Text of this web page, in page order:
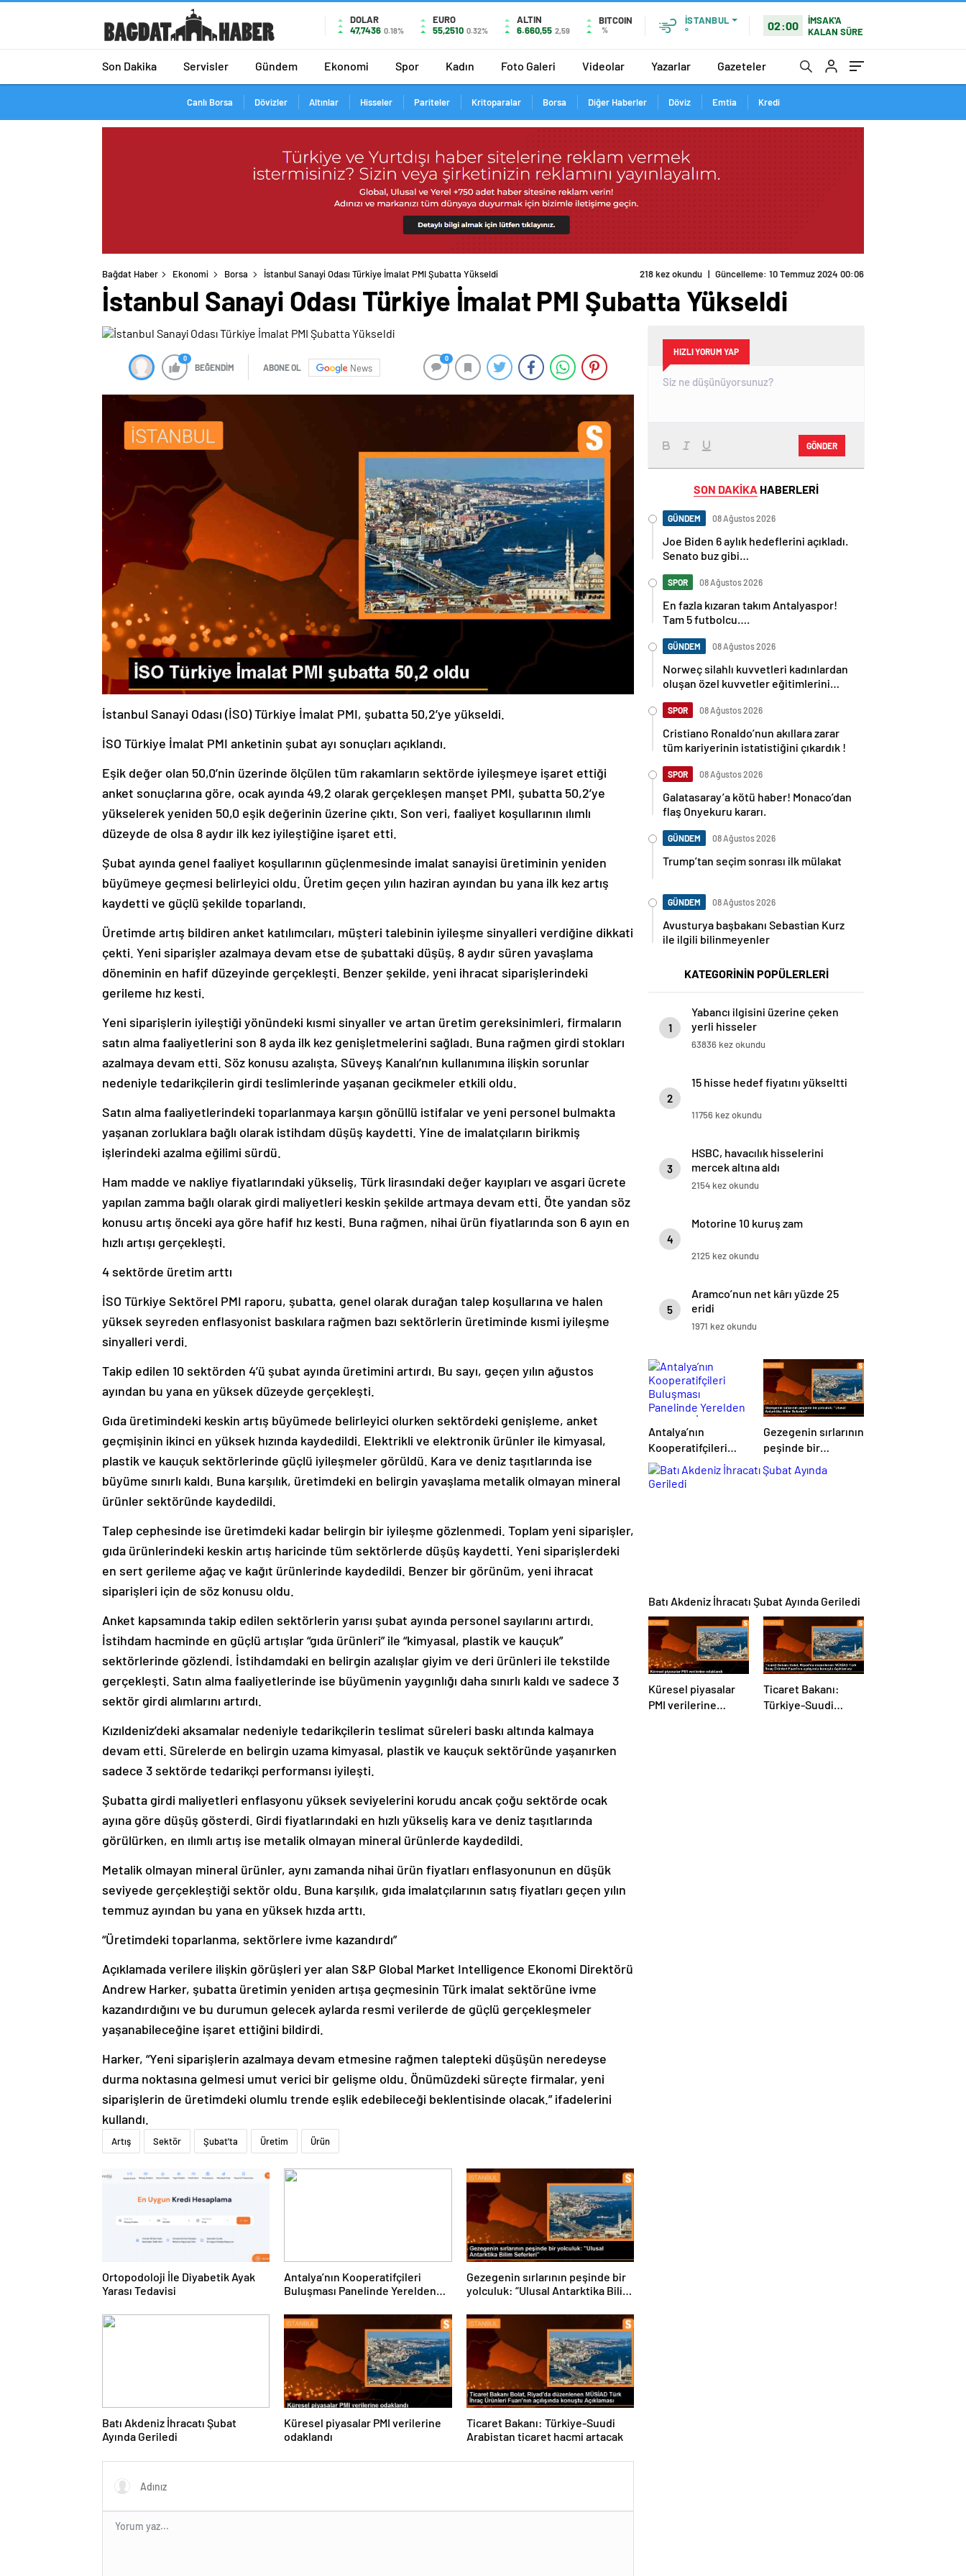
DOLAR
47,7436 0.18%
EURO
55,2510 0.32%
ALTIN
6.660,55 2,59
BITCOIN
%
İSTANBUL
°
02:00
İMSAK'A
KALAN SÜRE
Son Dakika Servisler Gündem Ekonomi Spor Kadın Foto Galeri Videolar Yazarlar Gazeteler
Canlı Borsa Dövizler Altınlar Hisseler Pariteler Kritoparalar Borsa Diğer Haberler Döviz Emtia Kredi
Bağdat Haber Ekonomi Borsa İstanbul Sanayi Odası Türkiye İmalat PMI Şubatta Yükseldi
İstanbul Sanayi Odası Türkiye İmalat PMI Şubatta Yükseldi
0
BEĞENDİM ABONE OL News
0
İstanbul Sanayi Odası (İSO) Türkiye İmalat PMI, şubatta 50,2’ye yükseldi.
İSO Türkiye İmalat PMI anketinin şubat ayı sonuçları açıklandı.
Eşik değer olan 50,0’nin üzerinde ölçülen tüm rakamların sektörde iyileşmeye işaret ettiği
anket sonuçlarına göre, ocak ayında 49,2 olarak gerçekleşen manşet PMI, şubatta 50,2’ye
yükselerek yeniden 50,0 eşik değerinin üzerine çıktı. Son veri, faaliyet koşullarının ılımlı
düzeyde de olsa 8 aydır ilk kez iyileştiğine işaret etti.
Şubat ayında genel faaliyet koşullarının güçlenmesinde imalat sanayisi üretiminin yeniden
büyümeye geçmesi belirleyici oldu. Üretim geçen yılın haziran ayından bu yana ilk kez artış
kaydetti ve güçlü şekilde toparlandı.
Üretimde artış bildiren anket katılımcıları, müşteri talebinin iyileşme sinyalleri verdiğine dikkati
çekti. Yeni siparişler azalmaya devam etse de şubattaki düşüş, 8 aydır süren yavaşlama
döneminin en hafif düzeyinde gerçekleşti. Benzer şekilde, yeni ihracat siparişlerindeki
gerileme hız kesti.
Yeni siparişlerin iyileştiği yönündeki kısmi sinyaller ve artan üretim gereksinimleri, firmaların
satın alma faaliyetlerini son 8 ayda ilk kez genişletmelerini sağladı. Buna rağmen girdi stokları
azalmaya devam etti. Söz konusu azalışta, Süveyş Kanalı’nın kullanımına ilişkin sorunlar
nedeniyle tedarikçilerin girdi teslimlerinde yaşanan gecikmeler etkili oldu.
Satın alma faaliyetlerindeki toparlanmaya karşın gönüllü istifalar ve yeni personel bulmakta
yaşanan zorluklara bağlı olarak istihdam düşüş kaydetti. Yine de imalatçıların birikmiş
işlerindeki azalma eğilimi sürdü.
Ham madde ve nakliye fiyatlarındaki yükseliş, Türk lirasındaki değer kayıpları ve asgari ücrete
yapılan zamma bağlı olarak girdi maliyetleri keskin şekilde artmaya devam etti. Öte yandan söz
konusu artış önceki aya göre hafif hız kesti. Buna rağmen, nihai ürün fiyatlarında son 6 ayın en
hızlı artışı gerçekleşti.
4 sektörde üretim arttı
İSO Türkiye Sektörel PMI raporu, şubatta, genel olarak durağan talep koşullarına ve halen
yüksek seyreden enflasyonist baskılara rağmen bazı sektörlerin üretiminde kısmi iyileşme
sinyalleri verdi.
Takip edilen 10 sektörden 4’ü şubat ayında üretimini artırdı. Bu sayı, geçen yılın ağustos
ayından bu yana en yüksek düzeyde gerçekleşti.
Gıda üretimindeki keskin artış büyümede belirleyici olurken sektördeki genişleme, anket
geçmişinin ikinci en yüksek hızında kaydedildi. Elektrikli ve elektronik ürünler ile kimyasal,
plastik ve kauçuk sektörlerinde güçlü iyileşmeler görüldü. Kara ve deniz taşıtlarında ise
büyüme sınırlı kaldı. Buna karşılık, üretimdeki en belirgin yavaşlama metalik olmayan mineral
ürünler sektöründe kaydedildi.
Talep cephesinde ise üretimdeki kadar belirgin bir iyileşme gözlenmedi. Toplam yeni siparişler,
gıda ürünlerindeki keskin artış haricinde tüm sektörlerde düşüş kaydetti. Yeni siparişlerdeki
en sert gerileme ağaç ve kağıt ürünlerinde kaydedildi. Benzer bir görünüm, yeni ihracat
siparişleri için de söz konusu oldu.
Anket kapsamında takip edilen sektörlerin yarısı şubat ayında personel sayılarını artırdı.
İstihdam hacminde en güçlü artışlar “gıda ürünleri” ile “kimyasal, plastik ve kauçuk”
sektörlerinde gözlendi. İstihdamdaki en belirgin azalışlar giyim ve deri ürünleri ile tekstilde
gerçekleşti. Satın alma faaliyetlerinde ise büyümenin yaygınlığı daha sınırlı kaldı ve sadece 3
sektör girdi alımlarını artırdı.
Kızıldeniz’deki aksamalar nedeniyle tedarikçilerin teslimat süreleri baskı altında kalmaya
devam etti. Sürelerde en belirgin uzama kimyasal, plastik ve kauçuk sektöründe yaşanırken
sadece 3 sektörde tedarikçi performansı iyileşti.
Şubatta girdi maliyetleri enflasyonu yüksek seviyelerini korudu ancak çoğu sektörde ocak
ayına göre düşüş gösterdi. Girdi fiyatlarındaki en hızlı yükseliş kara ve deniz taşıtlarında
görülürken, en ılımlı artış ise metalik olmayan mineral ürünlerde kaydedildi.
Metalik olmayan mineral ürünler, aynı zamanda nihai ürün fiyatları enflasyonunun en düşük
seviyede gerçekleştiği sektör oldu. Buna karşılık, gıda imalatçılarının satış fiyatları geçen yılın
temmuz ayından bu yana en yüksek hızda arttı.
“Üretimdeki toparlanma, sektörlere ivme kazandırdı”
Açıklamada verilere ilişkin görüşleri yer alan S&P Global Market Intelligence Ekonomi Direktörü
Andrew Harker, şubatta üretimin yeniden artışa geçmesinin Türk imalat sektörüne ivme
kazandırdığını ve bu durumun gelecek aylarda resmi verilerde de güçlü gerçekleşmeler
yaşanabileceğine işaret ettiğini bildirdi.
Harker, “Yeni siparişlerin azalmaya devam etmesine rağmen talepteki düşüşün neredeyse
durma noktasına gelmesi umut verici bir gelişme oldu. Önümüzdeki süreçte firmalar, yeni
siparişlerin de üretimdeki olumlu trende eşlik edebileceği beklentisinde olacak.” ifadelerini
kullandı.
Artış Sektör Şubat'ta Üretim Ürün
Ortopodoloji İle Diyabetik Ayak
Yarası Tedavisi
Antalya’nın Kooperatifçileri
Buluşması Panelinde Yerelden
Gerekenler Tartışıldı
Gezegenin sırlarının peşinde bir
yolculuk: “Ulusal Antarktika Bilim
Batı Akdeniz İhracatı Şubat
Ayında Geriledi
Küresel piyasalar PMI verilerine
odaklandı
Ticaret Bakanı: Türkiye-Suudi
Arabistan ticaret hacmi artacak
HIZLI YORUM YAP
GÖNDER
SON DAKİKA HABERLERİ
GÜNDEM 08 Ağustos 2026
Joe Biden 6 aylık hedeflerini açıkladı.
Senato buz gibi…
SPOR 08 Ağustos 2026
En fazla kızaran takım Antalyaspor!
Tam 5 futbolcu….
GÜNDEM 08 Ağustos 2026
Norweç silahlı kuvvetleri kadınlardan
oluşan özel kuvvetler eğitimlerini
SPOR 08 Ağustos 2026
Cristiano Ronaldo’nun akıllara zarar
tüm kariyerinin istatistiğini çıkardık !
SPOR 08 Ağustos 2026
Galatasaray’a kötü haber! Monaco’dan
flaş Onyekuru kararı.
GÜNDEM 08 Ağustos 2026
Trump’tan seçim sonrası ilk mülakat
GÜNDEM 08 Ağustos 2026
Avusturya başbakanı Sebastian Kurz
ile ilgili bilinmeyenler
KATEGORİNİN POPÜLERLERİ
1
Yabancı ilgisini üzerine çeken
yerli hisseler
63836 kez okundu
2
15 hisse hedef fiyatını yükseltti
11756 kez okundu
3
HSBC, havacılık hisselerini
mercek altına aldı
2154 kez okundu
4
Motorine 10 kuruş zam
2125 kez okundu
5
Aramco’nun net kârı yüzde 25
eridi
1971 kez okundu
Antalya’nın
Kooperatifçileri
Buluşması
Panelinde Yerelden
Gezegenin sırlarının
peşinde bir
yolculuk: “Ulusal
Antarktika Bilim
Batı Akdeniz İhracatı Şubat Ayında Geriledi
Küresel piyasalar
PMI verilerine
Ticaret Bakanı:
Türkiye-Suudi